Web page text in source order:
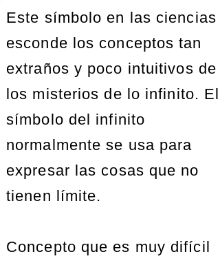
Este símbolo en las ciencias
esconde los conceptos tan
extraños y poco intuitivos de
los misterios de lo infinito. El
símbolo del infinito
normalmente se usa para
expresar las cosas que no
tienen límite.
Concepto que es muy difícil